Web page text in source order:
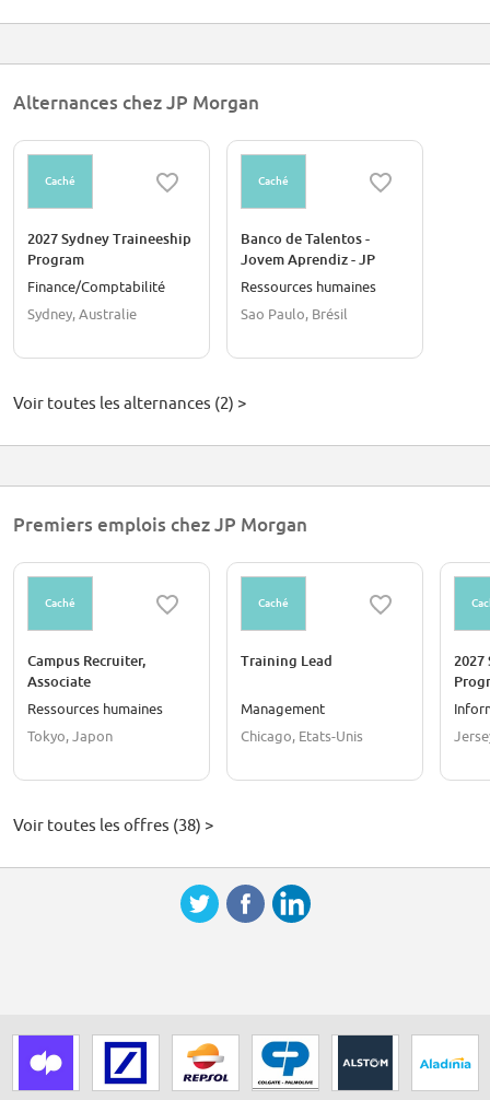
Alternances chez JP Morgan
Caché
2027 Sydney Traineeship
Program
Finance/Comptabilité
Sydney, Australie
Caché
Banco de Talentos -
Jovem Aprendiz - JP
Morgan Chase
Ressources humaines
Sao Paulo, Brésil
Voir toutes les alternances (2) >
Premiers emplois chez JP Morgan
Caché
Campus Recruiter,
Associate
Ressources humaines
Tokyo, Japon
Caché
Training Lead
Management
Chicago, Etats-Unis
Voir toutes les offres (38) >